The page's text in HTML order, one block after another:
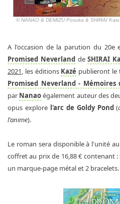
© NANAO & DEMIZU Posuka & SHIRAI
A l'occasion de la parution du 20e
Promised NeverlanddeSHIRAI
2021, les éditions Kazé publieront le
Promised Neverland - Mémoires
par Nanaoégalement auteur des
opus explore l'arc de Goldy Pond(
l'anime).
Le roman sera disponible à l'unité
coffret au prix de 16,88 € contenant
un marque-page métal et 2 bracelets.